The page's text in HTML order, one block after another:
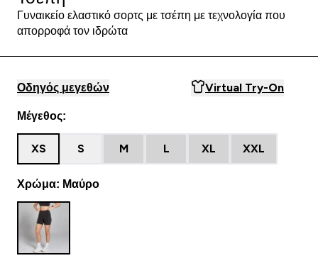
Γυναικείο ελαστικό σορτς με τσέπη με τεχνολογία που
απορροφά τον ιδρώτα
Οδηγός μεγεθών Virtual Try-On
Μέγεθος:
XS S M L XL XXL
Χρώμα: Μαύρο